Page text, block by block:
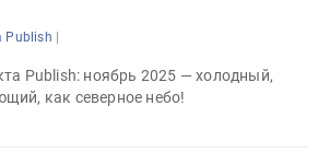
Publish |
Publish: ноябрь 2025 — холодный,
как северное небо!